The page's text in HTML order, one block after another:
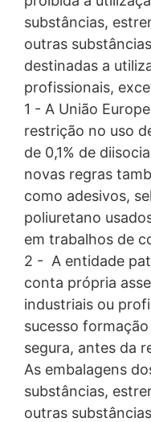
Cosmética
Betão
Impermeabilizações
Cosmética
Impermeabilizações
Juntas &
Revestimentos
para pisos
substâncias,
outras
destinadas a
profissionais,
1 - A União
restrição no uso
de 0,1% de
novas regras
como adesivos,
poliuretano
em trabalhos de
2 - A entidade
conta própria
industriais ou
sucesso
segura, antes da
As embalagens
substâncias,
outras
Esses dados não
outras fontes. Os
armazenados por
excluídos. O
razões de
abuso. Se os
motivos de prova,
incidente tenha sido
período, o
Formulários de
Oferecemos-lhe um
contactar
formulário de
(nome, primeiro
e-mail), o tópico e o
como folhetos
Usamos esses dados
processar os dados,
responder às suas
GDPR). Além disso,
com base em
parágrafo 1 (c) do
Os dados são
serviços de
manter os dados
Assunto*
Mensagem
Tamanho
Concordo com a Política de
Este site está protegido pelo
Privacidade e Termos do